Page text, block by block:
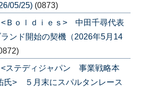
05/25) (0873)
<Ｂｏｌｄｉｅｓ> 中田千尋代表
ランド開始の契機（2026年5月14
<ステディジャパン 事業戦略本
> ５月末にスパルタンレース